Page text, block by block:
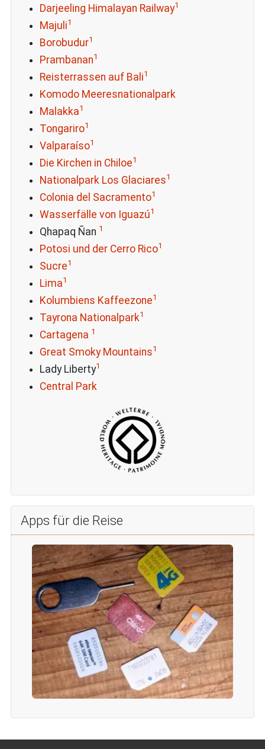
Darjeeling Himalayan Railway1
Majuli1
Borobudur1
Prambanan1
Reisterrassen auf Bali1
Komodo Meeresnationalpark
Malakka1
Tongariro1
Valparaíso1
Die Kirchen in Chiloe1
Nationalpark Los Glaciares1
Colonia del Sacramento1
Wasserfälle von Iguazú1
Qhapaq Ñan 1
Potosi und der Cerro Rico1
Sucre1
Lima1
Kolumbiens Kaffeezone1
Tayrona Nationalpark1
Cartagena 1
Great Smoky Mountains1
Lady Liberty1
Central Park
Apps für die Reise